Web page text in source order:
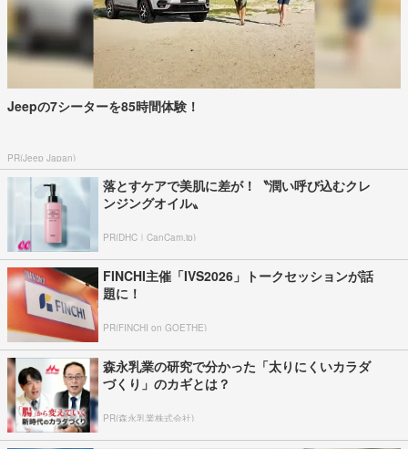
Jeepの7シーターを85時間体験！
PR(Jeep Japan)
落とすケアで美肌に差が！〝潤い呼び込むクレ
ンジングオイル〟
PR(DHC｜CanCam.jp)
FINCHI主催「IVS2026」トークセッションが話
題に！
PR(FINCHI on GOETHE)
森永乳業の研究で分かった「太りにくいカラダ
づくり」のカギとは？
PR(森永乳業株式会社)